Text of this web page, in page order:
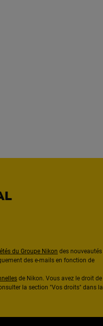
du Groupe Nikon des nouveautés
des e-mails en fonction de
de Nikon. Vous avez le droit de
la section "Vos droits" dans la